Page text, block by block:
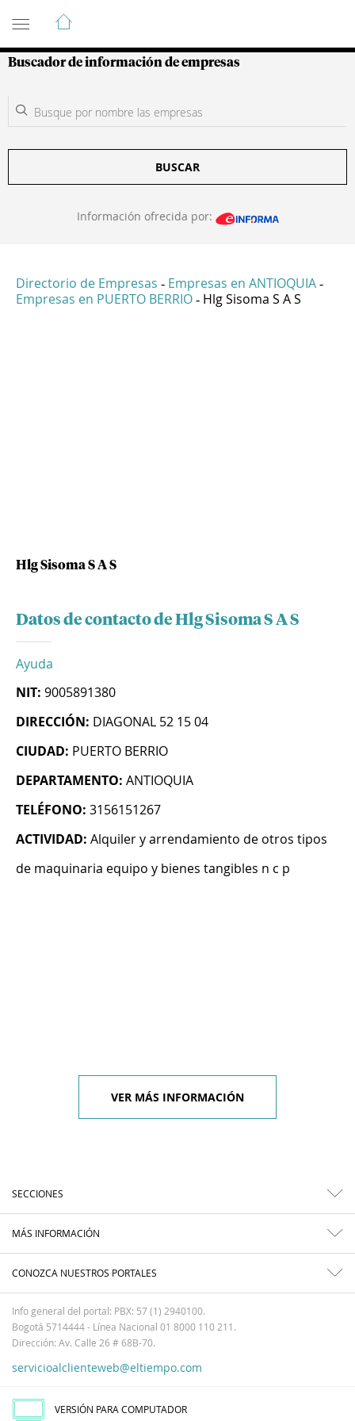
Guía de Empresas Colombianas
Buscador de información de empresas
BUSCAR
Información ofrecida por:
Directorio de Empresas - Empresas en ANTIOQUIA -
Empresas en PUERTO BERRIO - Hlg Sisoma S A S
Hlg Sisoma S A S
Datos de contacto de Hlg Sisoma S A S
Ayuda
NIT: 9005891380
DIRECCIÓN: DIAGONAL 52 15 04
CIUDAD: PUERTO BERRIO
DEPARTAMENTO: ANTIOQUIA
TELÉFONO: 3156151267
ACTIVIDAD: Alquiler y arrendamiento de otros tipos
de maquinaria equipo y bienes tangibles n c p
VER MÁS INFORMACIÓN
SECCIONES
MÁS INFORMACIÓN
CONOZCA NUESTROS PORTALES
Info general del portal: PBX: 57 (1) 2940100.
Bogotá 5714444 - Línea Nacional 01 8000 110 211.
Dirección: Av. Calle 26 # 68B-70.
servicioalclienteweb@eltiempo.com
VERSIÓN PARA COMPUTADOR